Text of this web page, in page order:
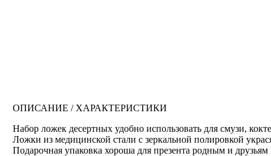
ОПИСАНИЕ / ХАРАКТЕРИСТИКИ
Набор ложек десертных удобно использовать для смузи,
Ложки из медицинской стали с зеркальной полировкой
Подарочная упаковка хороша для презента родным и